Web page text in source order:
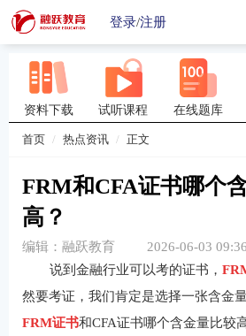
登录/注册
资料下载 试听课程 在线题库
首页 热点资讯 正文
FRM和CFA证书哪个
高？
编辑：融跃教育
2026-06-03
说到金融行业可以考的证书，
然要考证，我们肯定是选择一张含金
FRM证书和CFA证书哪个含金量比较